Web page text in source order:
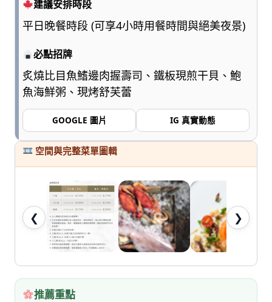
愛
七
建議安排時段
平日晚餐時段 (可享4小時用餐時間與絕美夜景)
必點招牌
炙燒比目魚鰭邊肉握壽司、鐵板現煎干貝、鮑
魚海鮮粥、現烤舒芙蕾
GOOGLE 圖片 IG 真實動態
空間與完整菜單圖輯
❮ ❯
推薦重點